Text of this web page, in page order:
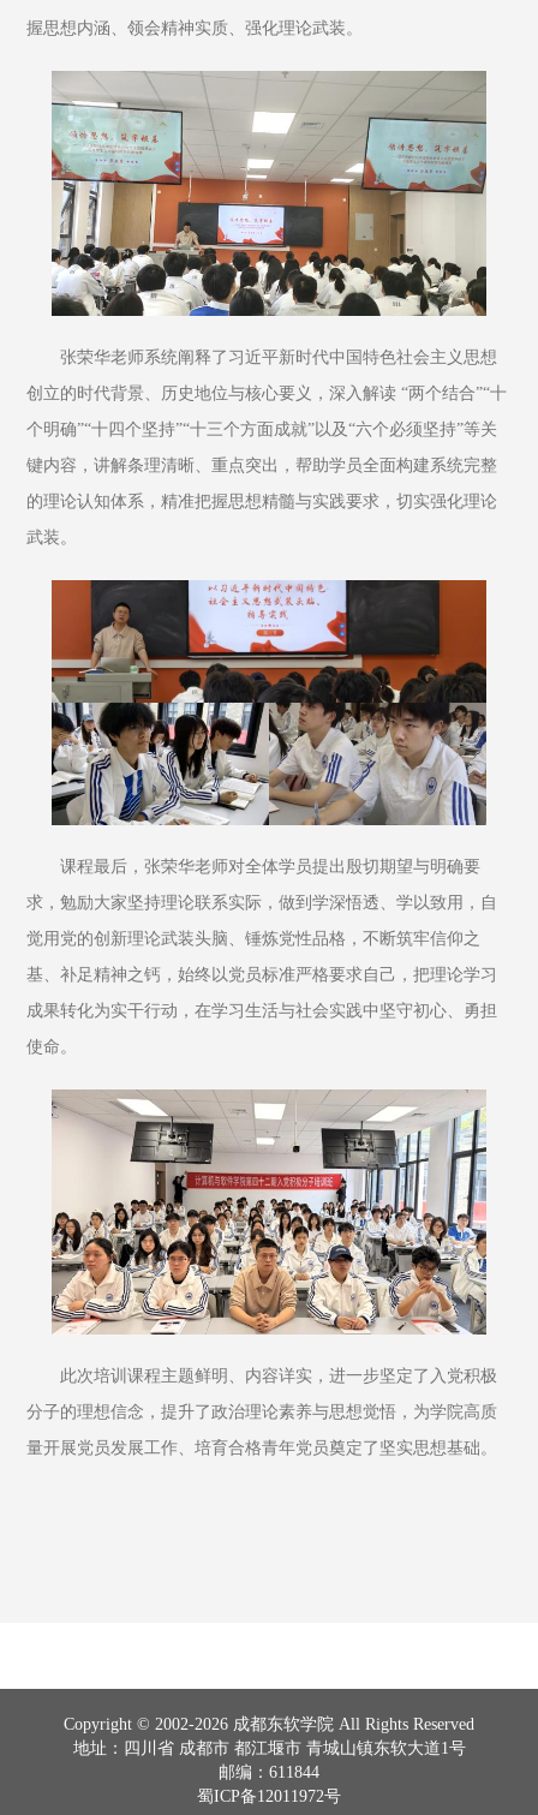
握思想内涵、领会精神实质、强化理论武装。
张荣华老师系统阐释了习近平新时代中国特色社会主义思想
创立的时代背景、历史地位与核心要义，深入解读 “两个结合”“十
个明确”“十四个坚持”“十三个方面成就”以及“六个必须坚持”等关
键内容，讲解条理清晰、重点突出，帮助学员全面构建系统完整
的理论认知体系，精准把握思想精髓与实践要求，切实强化理论
武装。
课程最后，张荣华老师对全体学员提出殷切期望与明确要
求，勉励大家坚持理论联系实际，做到学深悟透、学以致用，自
觉用党的创新理论武装头脑、锤炼党性品格，不断筑牢信仰之
基、补足精神之钙，始终以党员标准严格要求自己，把理论学习
成果转化为实干行动，在学习生活与社会实践中坚守初心、勇担
使命。
此次培训课程主题鲜明、内容详实，进一步坚定了入党积极
分子的理想信念，提升了政治理论素养与思想觉悟，为学院高质
量开展党员发展工作、培育合格青年党员奠定了坚实思想基础。
Copyright © 2002-2026 成都东软学院 All Rights Reserved
地址：四川省 成都市 都江堰市 青城山镇东软大道1号
邮编：611844
蜀ICP备12011972号